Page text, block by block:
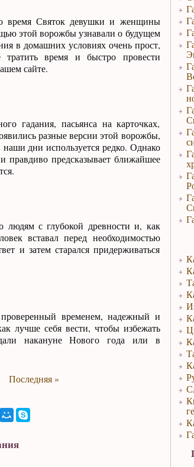
время Святок девушки и женщины
этой ворожбы узнавали о будущем
в домашних условиях очень прост,
время и быстро провести
сайте.
гадания, пасьянса на карточках,
разные версии этой ворожбы,
дни используется редко. Однако
правдиво предсказывает ближайшее
людям с глубокой древности и, как
вставал перед необходимостью
и затем старался придерживаться
временем, надежный и
лучше себя вести, чтобы избежать
накануне Нового года или в
Последняя »